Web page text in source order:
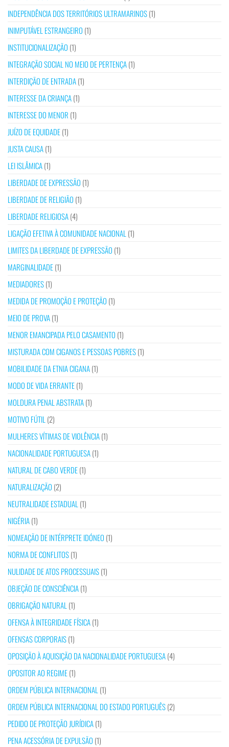
INDEPENDÊNCIA DOS TERRITÓRIOS ULTRAMARINOS(1)
INIMPUTÁVEL ESTRANGEIRO (1)
INSTITUCIONALIZAÇÃO (1)
INTEGRAÇÃO SOCIAL NO MEIO DE PERTENÇA(1)
INTERDIÇÃO DE ENTRADA(1)
INTERESSE DA CRIANÇA(1)
INTERESSE DO MENOR (1)
JUÍZO DE EQUIDADE(1)
JUSTA CAUSA(1)
LEI ISLÂMICA(1)
LIBERDADE DE EXPRESSÃO (1)
LIBERDADE DE RELIGIÃO (1)
LIBERDADE RELIGIOSA(4)
LIGAÇÃO EFETIVA À COMUNIDADE NACIONAL (1)
LIMITES DA LIBERDADE DE EXPRESSÃO (1)
MARGINALIDADE(1)
MEDIADORES(1)
MEDIDA DE PROMOÇÃO E PROTEÇÃO (1)
MEIO DE PROVA(1)
MENOR EMANCIPADA PELO CASAMENTO (1)
MISTURADA COM CIGANOS E PESSOAS POBRES(1)
MOBILIDADE DA ETNIA CIGANA(1)
MODO DE VIDA ERRANTE(1)
MOLDURA PENAL ABSTRATA(1)
MOTIVO FÚTIL (2)
MULHERES VÍTIMAS DE VIOLÊNCIA(1)
NACIONALIDADE PORTUGUESA(1)
NATURAL DE CABO VERDE(1)
NATURALIZAÇÃO (2)
NEUTRALIDADE ESTADUAL (1)
NIGÉRIA(1)
NOMEAÇÃO DE INTÉRPRETE IDÓNEO (1)
NORMA DE CONFLITOS(1)
NULIDADE DE ATOS PROCESSUAIS(1)
OBJEÇÃO DE CONSCIÊNCIA(1)
OBRIGAÇÃO NATURAL (1)
OFENSA À INTEGRIDADE FÍSICA(1)
OFENSAS CORPORAIS(1)
OPOSIÇÃO À AQUISIÇÃO DA NACIONALIDADE PORTUGUESA(4)
OPOSITOR AO REGIME(1)
ORDEM PÚBLICA INTERNACIONAL (1)
ORDEM PÚBLICA INTERNACIONAL DO ESTADO PORTUGUÊS(2)
PEDIDO DE PROTEÇÃO JURÍDICA(1)
PENA ACESSÓRIA DE EXPULSÃO (1)